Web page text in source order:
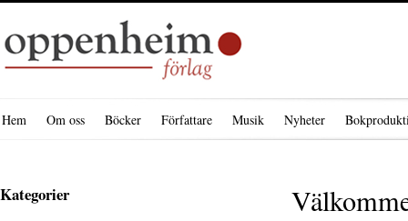
Hem Om oss Böcker Författare Musik Nyheter
Kategorier